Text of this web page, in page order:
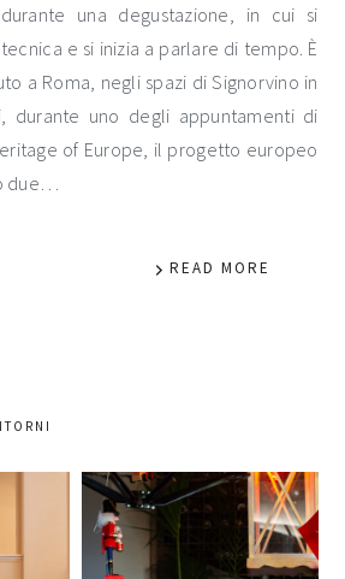
una degustazione, in cui si
e si inizia a parlare di tempo. È
a Roma, negli spazi di Signorvino in
durante uno degli appuntamenti di
of Europe, il progetto europeo
due…
READ MORE